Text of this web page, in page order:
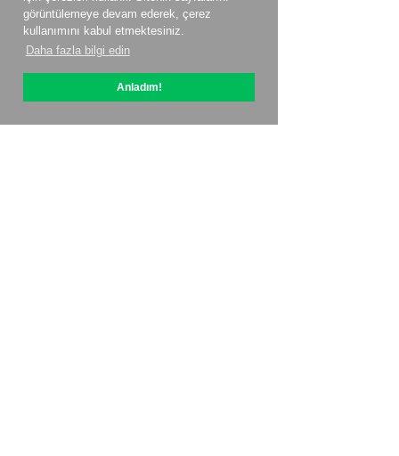
görüntülemeye devam ederek, çerez
kullanımını kabul etmektesiniz.
Daha fazla bilgi edin
Anladım!